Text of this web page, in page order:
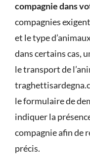
compagnie dans
compagnies
et le type
dans certains cas,
le transport de
leformulaire de
indiquer la
compagnie afin de
précis.